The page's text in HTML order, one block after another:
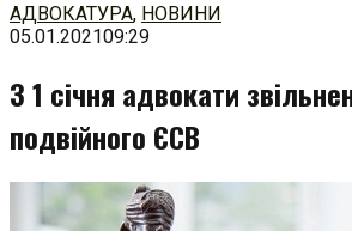
Перейти
до
АДВОКАТУРА, НОВИНИ
05.01.202109:29
З 1 січня адвокати
подвійного ЄСВ